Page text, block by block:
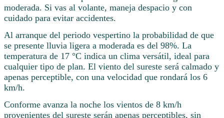
moderada. Si vas al volante, maneja despacio y con
cuidado para evitar accidentes.
Al arranque del periodo vespertino la probabilidad de que
se presente lluvia ligera a moderada es del 98%. La
temperatura de 17 °C indica un clima versátil, ideal para
cualquier tipo de plan. El viento del sureste será calmado y
apenas perceptible, con una velocidad que rondará los 6
km/h.
Conforme avanza la noche los vientos de 8 km/h
provenientes del sureste serán apenas perceptibles, sin